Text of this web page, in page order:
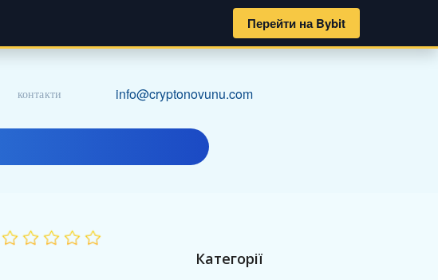
Перейти на Bybit
контакти info@cryptonovunu.com
Категорії